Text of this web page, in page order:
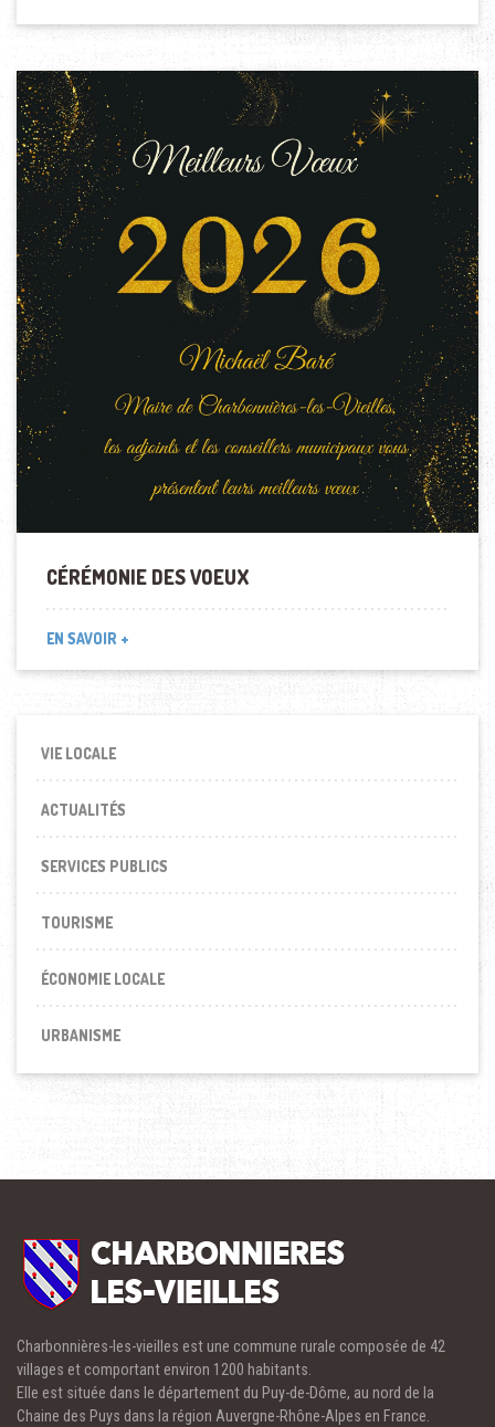
CÉRÉMONIE DES VOEUX
EN SAVOIR +
VIE LOCALE
ACTUALITÉS
SERVICES PUBLICS
TOURISME
ÉCONOMIE LOCALE
URBANISME
Charbonnières-les-vieilles est une commune rurale composée de 42
villages et comportant environ 1200 habitants.
Elle est située dans le département du Puy-de-Dôme, au nord de la
Chaine des Puys dans la région Auvergne-Rhône-Alpes en France.